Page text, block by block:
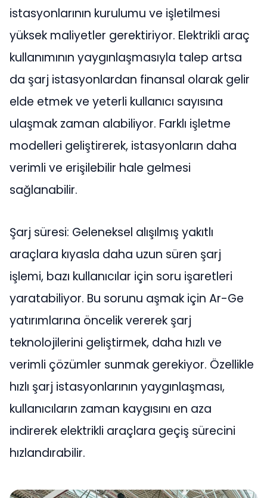
istasyonlarının kurulumu ve işletilmesi
yüksek maliyetler gerektiriyor. Elektrikli araç
kullanımının yaygınlaşmasıyla talep artsa
da şarj istasyonlardan finansal olarak gelir
elde etmek ve yeterli kullanıcı sayısına
ulaşmak zaman alabiliyor. Farklı işletme
modelleri geliştirerek, istasyonların daha
verimli ve erişilebilir hale gelmesi
sağlanabilir.
Şarj süresi: Geleneksel alışılmış yakıtlı
araçlara kıyasla daha uzun süren şarj
işlemi, bazı kullanıcılar için soru işaretleri
yaratabiliyor. Bu sorunu aşmak için Ar-Ge
yatırımlarına öncelik vererek şarj
teknolojilerini geliştirmek, daha hızlı ve
verimli çözümler sunmak gerekiyor. Özellikle
hızlı şarj istasyonlarının yaygınlaşması,
kullanıcıların zaman kaygısını en aza
indirerek elektrikli araçlara geçiş sürecini
hızlandırabilir.